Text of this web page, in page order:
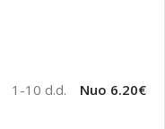
1-10 d.d. Nuo 6.20€